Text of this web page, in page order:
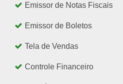
Emissor de Notas Fiscais
Emissor de Boletos
Tela de Vendas
Controle Financeiro